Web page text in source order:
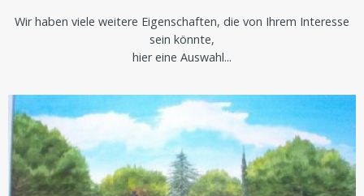
Wir haben viele weitere Eigenschaften, die von Ihrem Interesse
sein könnte,
hier eine Auswahl...